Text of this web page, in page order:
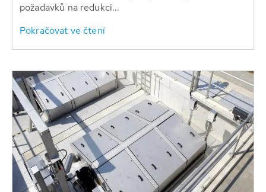
požadavků na redukci...
Pokračovat ve čtení